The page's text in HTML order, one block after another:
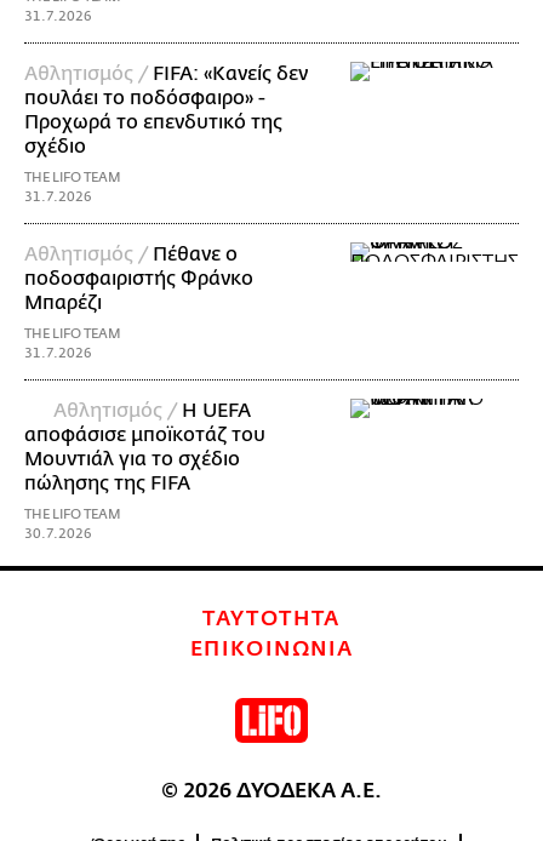
31.7.2026
Αθλητισμός / FIFA: «Κανείς δεν
πουλάει το ποδόσφαιρο» -
Προχωρά το επενδυτικό της
σχέδιο
THE LIFO TEAM
31.7.2026
Αθλητισμός / Πέθανε ο
ποδοσφαιριστής Φράνκο
Μπαρέζι
THE LIFO TEAM
31.7.2026
Αθλητισμός / Η UEFA
αποφάσισε μποϊκοτάζ του
Μουντιάλ για το σχέδιο
πώλησης της FIFA
THE LIFO TEAM
30.7.2026
ΤΑΥΤΟΤΗΤΑ
ΕΠΙΚΟΙΝΩΝΙΑ
© 2026 ΔΥΟΔΕΚΑ Α.Ε.